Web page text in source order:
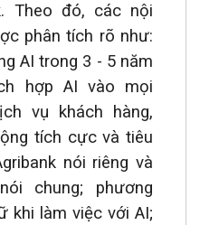
Theo đó, các nội
phân tích rõ như:
AI trong 3 - 5 năm
hợp AI vào mọi
vụ khách hàng,
tích cực và tiêu
nói riêng và
chung; phương
khi làm việc với AI;